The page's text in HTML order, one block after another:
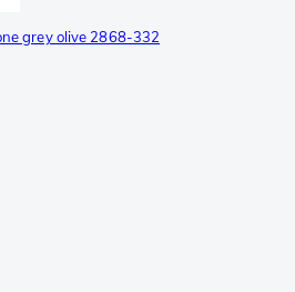
grey olive 2868-332